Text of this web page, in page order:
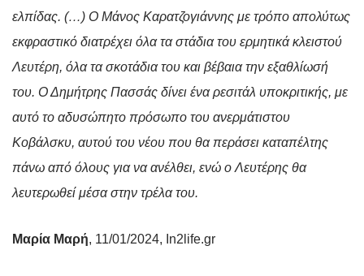
ελπίδας. (…) Ο Μάνος Καρατζογιάννης με τρόπο απολύτως
εκφραστικό διατρέχει όλα τα στάδια του ερμητικά κλειστού
Λευτέρη, όλα τα σκοτάδια του και βέβαια την εξαθλίωσή
του. Ο Δημήτρης Πασσάς δίνει ένα ρεσιτάλ υποκριτικής, με
αυτό το αδυσώπητο πρόσωπο του ανερμάτιστου
Κοβάλσκυ, αυτού του νέου που θα περάσει καταπέλτης
πάνω από όλους για να ανέλθει, ενώ ο Λευτέρης θα
λευτερωθεί μέσα στην τρέλα του.
Μαρία Μαρή, 11/01/2024, In2life.gr